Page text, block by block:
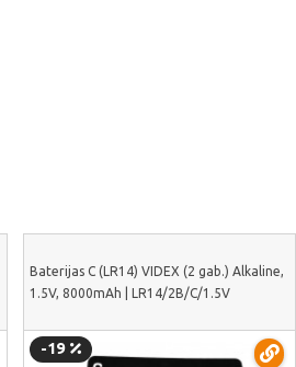
Baterijas C (LR14) VIDEX (2 gab.) Alkaline,
1.5V, 8000mAh | LR14/2B/C/1.5V
-19